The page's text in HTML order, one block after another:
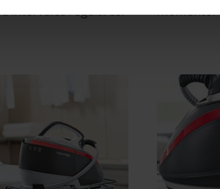
intervalos regulares.
momento.